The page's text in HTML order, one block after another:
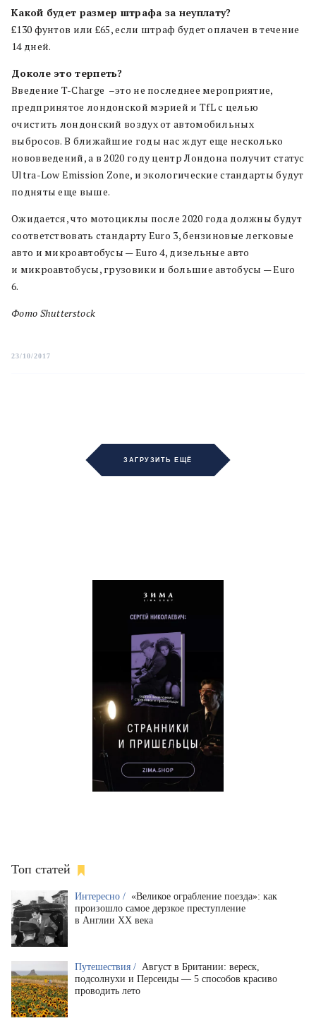
Какой будет размер штрафа за неуплату?
£130 фунтов или £65, если штраф будет оплачен в течение
14 дней.
Доколе это терпеть?
Введение T-Charge –это не последнее мероприятие,
предпринятое лондонской мэрией и TfL с целью
очистить лондонский воздух от автомобильных
выбросов. В ближайшие годы нас ждут еще несколько
нововведений, а в 2020 году центр Лондона получит статус
Ultra-Low Emission Zone, и экологические стандарты будут
подняты еще выше.
Ожидается, что мотоциклы после 2020 года должны будут
соответствовать стандарту Euro 3, бензиновые легковые
авто и микроавтобусы — Euro 4, дизельные авто
и микроавтобусы, грузовики и большие автобусы — Euro
6.
Фото Shutterstock
23/10/2017
ЗАГРУЗИТЬ ЕЩЁ
Топ статей
Интересно / «Великое ограбление поезда»: как
произошло самое дерзкое преступление
в Англии XX века
Путешествия / Август в Британии: вереск,
подсолнухи и Персеиды — 5 способов красиво
проводить лето